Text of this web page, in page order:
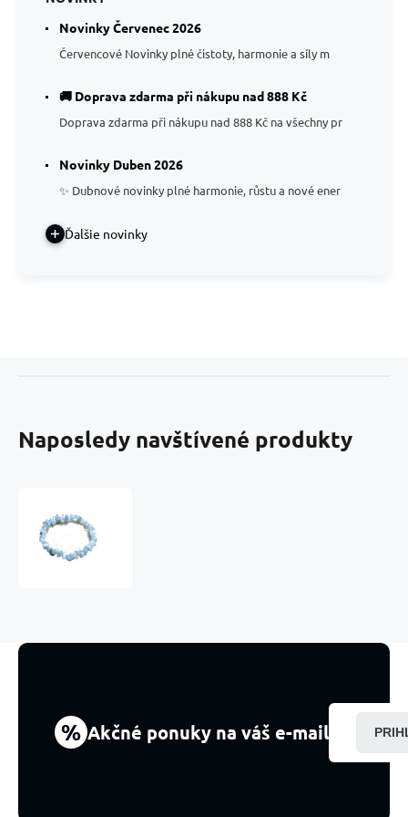
Novinky Červenec 2026
Červencové Novinky plné čistoty, harmonie a síly m
🚚 Doprava zdarma při nákupu nad 888 Kč
Doprava zdarma při nákupu nad 888 Kč na všechny pr
Novinky Duben 2026
✨ Dubnové novinky plné harmonie, růstu a nové ener
Ďalšie novinky
Naposledy navštívené produkty
cm,
% Akčné ponuky na váš e-mail